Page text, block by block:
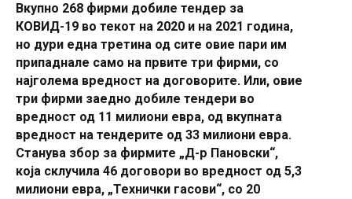
Вкупно 268 фирми добиле тендер за
КОВИД-19 во текот на 2020 и на 2021 година,
но дури една третина од сите овие пари им
припаднале само на првите три фирми, со
најголема вредност на договорите. Или, овие
три фирми заедно добиле тендери во
вредност од 11 милиони евра, од вкупната
вредност на тендерите од 33 милиони евра.
Станува збор за фирмите „Д-р Пановски“,
која склучила 46 договори во вредност од 5,3
милиони евра, „Технички гасови“, со 20